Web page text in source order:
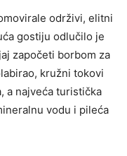
održivi, elitni
gostiju odlučilo je
započeti borbom za
kružni tokovi
a najveća turistička
vodu i pileća